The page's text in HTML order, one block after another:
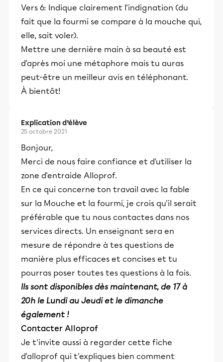
Vers 6: Indique clairement l'indignation (du
fait que la fourmi se compare à la mouche qui,
elle, sait voler).
Mettre une dernière main à sa beauté est
d'après moi une métaphore mais tu auras
peut-être un meilleur avis en téléphonant.
À bientôt!
Explication d’élève
25 octobre 2021
Bonjour,
Merci de nous faire confiance et d'utiliser la
zone d'entraide Alloprof.
En ce qui concerne ton travail avec la fable
sur la Mouche et la fourmi, je crois qu'il serait
préférable que tu nous contactes dans nos
services directs. Un enseignant sera en
mesure de répondre à tes questions de
manière plus efficaces et concises et tu
pourras poser toutes tes questions à la fois.
Ils sont disponibles dès maintenant, de 17 à
20h le Lundi au Jeudi et le dimanche
également !
Contacter Alloprof
Je t'invite aussi à regarder cette fiche
d'alloprof qui t'expliques bien comment